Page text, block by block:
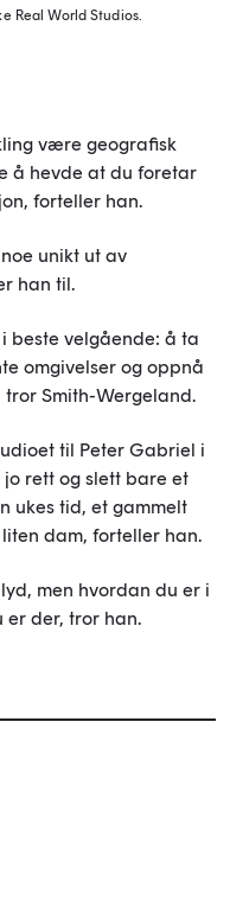
Real World Studios.
være geografisk
å hevde at du foretar
forteller han.
unikt ut av
han til.
beste velgående: å ta
omgivelser og oppnå
Smith-Wergeland.
til Peter Gabriel i
rett og slett bare et
ukes tid, et gammelt
dam, forteller han.
men hvordan du er i
er der, tror han.